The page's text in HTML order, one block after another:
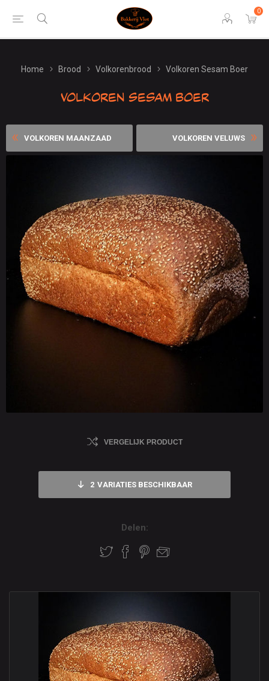
0
Home Brood Volkorenbrood Volkoren Sesam Boer
Volkoren Sesam Boer
VOLKOREN MAANZAAD VOLKOREN VELUWS
VERGELIJK PRODUCT
2 VARIATIES BESCHIKBAAR
Delen: